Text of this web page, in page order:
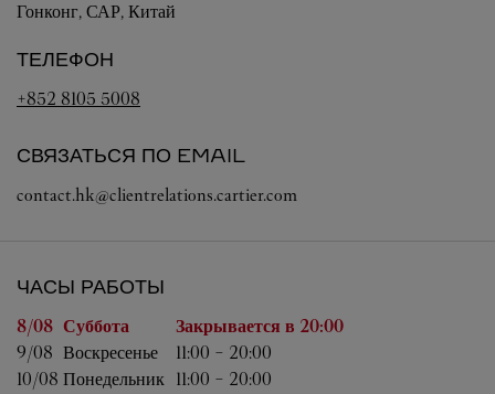
Гонконг, САР, Китай
ТЕЛЕФОН
+852 8105 5008
СВЯЗАТЬСЯ ПО EMAIL
contact.hk@clientrelations.cartier.com
ЧАСЫ РАБОТЫ
День неделиЧасы работы
8/08 Суббота Закрывается в 20:00
9/08 Воскресенье 11:00 - 20:00
10/08 Понедельник 11:00 - 20:00